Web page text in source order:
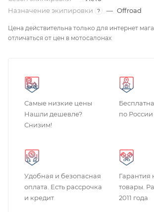
Назначение экипировки
? — Offroad
Цена действительна только для интернет
отличаться от цен в мотосалонах
Самые низкие цены
Нашли дешевле?
Снизим!
по России
Удобная и безопасная
оплата. Есть рассрочка
и кредит
Гарантия
товары.
2011 года